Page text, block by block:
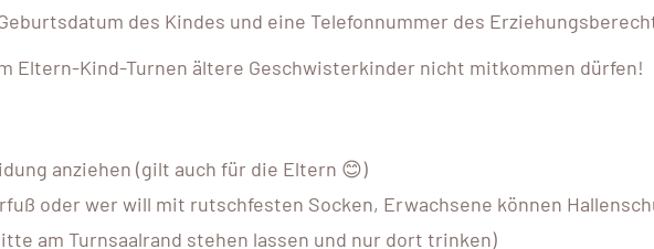
des Kindes und eine Telefonnummer des
Eltern-Kind-Turnen ältere Geschwisterkinder nicht mitkommen dürfen!
anziehen (gilt auch für die Eltern 😊)
oder wer will mit rutschfesten Socken, Erwachsene können
am Turnsaalrand stehen lassen und nur dort trinken)